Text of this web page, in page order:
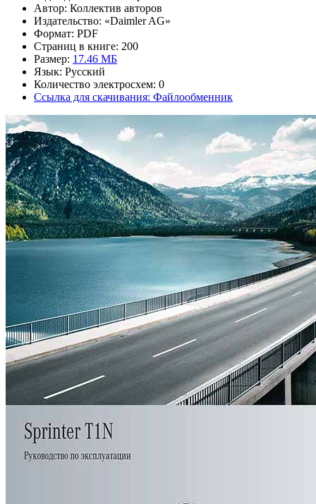
Автор: Коллектив авторов
Издательство: «Daimler AG»
Формат: PDF
Страниц в книге: 200
Размер: 17.46 МБ
Язык: Русский
Количество электросхем: 0
Ссылка для скачивания: Файлообменник